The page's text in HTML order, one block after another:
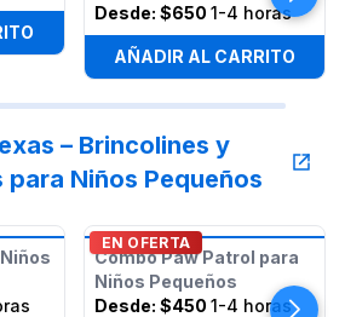
Desde: $650 1-4 horas
AÑADIR AL CARRITO
– Brincolines y
para Niños Pequeños
EN OFERTA
Combo Paw Patrol para
Niños Pequeños
Desde: $450 1-4 horas